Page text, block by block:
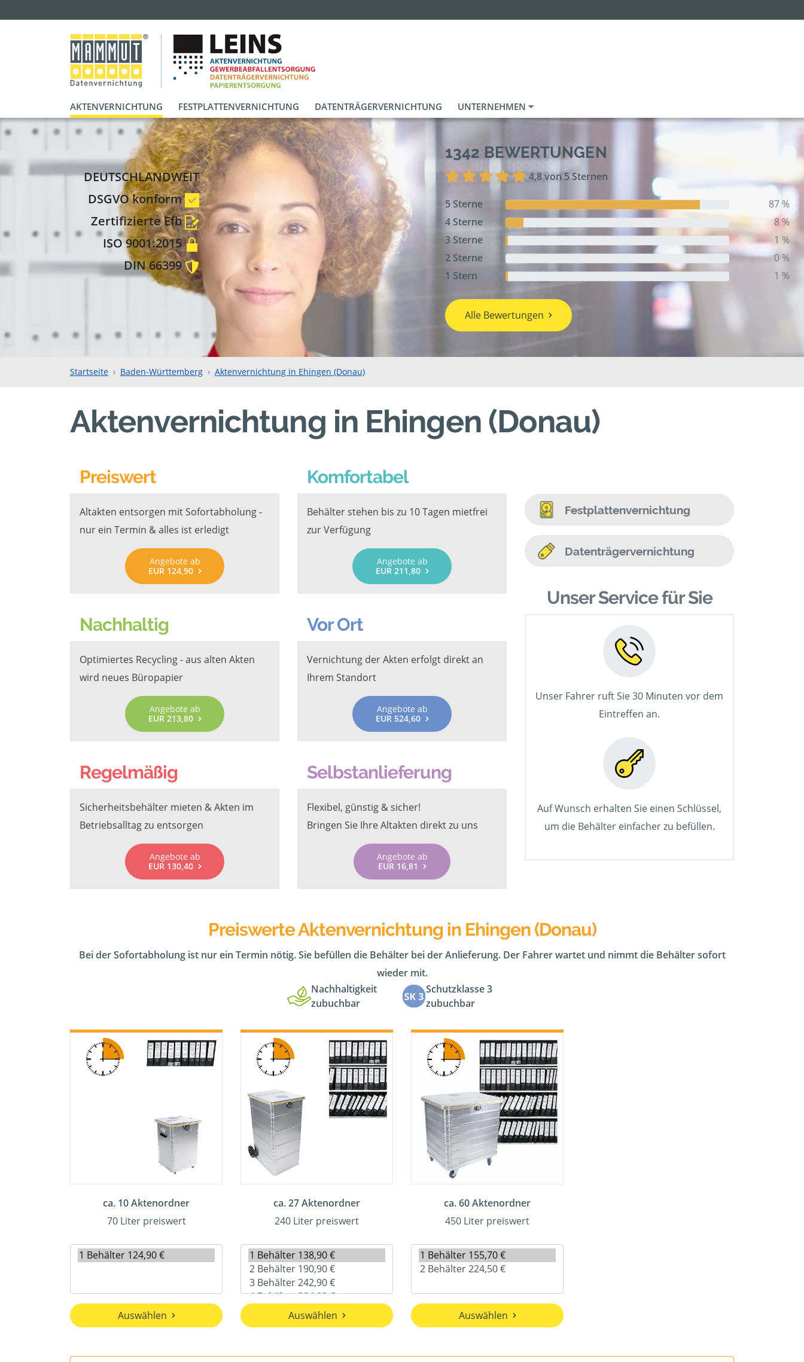
AKTENVERNICHTUNG FESTPLATTENVERNICHTUNG DATENTRÄGERVERNICHTUNG UNTERNEHMEN
DEUTSCHLANDWEIT
DSGVO konform
Zertifizierte Efb
ISO 9001:2015
DIN 66399
1342 BEWERTUNGEN
4,8 von 5 Sternen
5 Sterne
87 %
4 Sterne
8 %
3 Sterne
1 %
2 Sterne
0 %
1 Stern
1 %
Alle Bewertungen
Startseite Baden-Württemberg Aktenvernichtung in Ehingen (Donau)
Aktenvernichtung in Ehingen (Donau)
Preiswert
Altakten entsorgen mit Sofortabholung -
nur ein Termin & alles ist erledigt
Angebote ab
EUR 124,90
Komfortabel
Behälter stehen bis zu 10 Tagen mietfrei
zur Verfügung
Angebote ab
EUR 211,80
Nachhaltig
Optimiertes Recycling - aus alten Akten
wird neues Büropapier
Angebote ab
EUR 213,80
Vor Ort
Vernichtung der Akten erfolgt direkt an
Ihrem Standort
Angebote ab
EUR 524,60
Regelmäßig
Sicherheitsbehälter mieten & Akten im
Betriebsalltag zu entsorgen
Angebote ab
EUR 130,40
Selbstanlieferung
Flexibel, günstig & sicher!
Bringen Sie Ihre Altakten direkt zu uns
Angebote ab
EUR 16,81
Festplattenvernichtung
Datenträgervernichtung
Unser Service für Sie
Unser Fahrer ruft Sie 30 Minuten vor dem
Eintreffen an.
Auf Wunsch erhalten Sie einen Schlüssel,
um die Behälter einfacher zu befüllen.
Preiswerte Aktenvernichtung in Ehingen (Donau)
Bei der Sofortabholung ist nur ein Termin nötig. Sie befüllen die Behälter bei der Anlieferung. Der Fahrer wartet und nimmt die Behälter sofort
wieder mit.
Nachhaltigkeit
zubuchbar
Schutzklasse 3
zubuchbar
ca. 10 Aktenordner
70 Liter preiswert
Auswählen
ca. 27 Aktenordner
240 Liter preiswert
Auswählen
ca. 60 Aktenordner
450 Liter preiswert
Auswählen